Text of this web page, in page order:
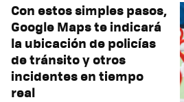
Con estos simples pasos,
Google Maps te indicará
la ubicación de policías
de tránsito y otros
incidentes en tiempo
real